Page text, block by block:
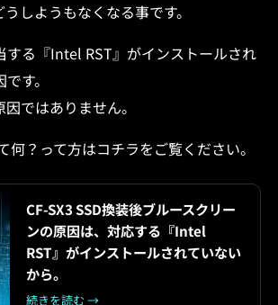
しようもなくなる事です。
する『Intel RST』がインストールされ
す。
因ではありません。
何？って方はコチラをご覧ください。
CF-SX3 SSD換装後ブルースクリー
ンの原因は、対応する『Intel
RST』がインストールされていない
から。
続きを読む →